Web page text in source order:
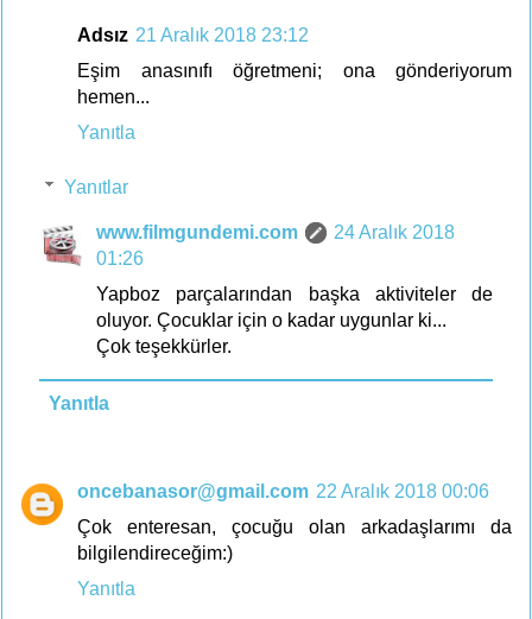
Adsız 21 Aralık 2018 23:12
Eşim anasınıfı öğretmeni; ona gönderiyorum
hemen...
Yanıtla
Yanıtlar
www.filmgundemi.com
24 Aralık 2018
01:26
Yapboz parçalarından başka aktiviteler de
oluyor. Çocuklar için o kadar uygunlar ki...
Çok teşekkürler.
Yanıtla
oncebanasor@gmail.com 22 Aralık 2018 00:06
Çok enteresan, çocuğu olan arkadaşlarımı da
bilgilendireceğim:)
Yanıtla